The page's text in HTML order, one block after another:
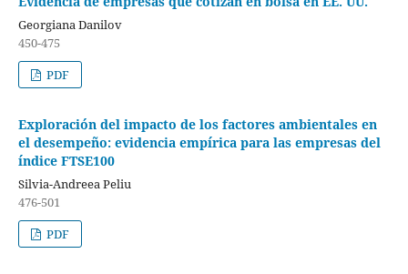
Georgiana Danilov
450-475
PDF
Exploración del impacto de los factores ambientales en
el desempeño: evidencia empírica para las empresas del
índice FTSE100
Silvia-Andreea Peliu
476-501
PDF